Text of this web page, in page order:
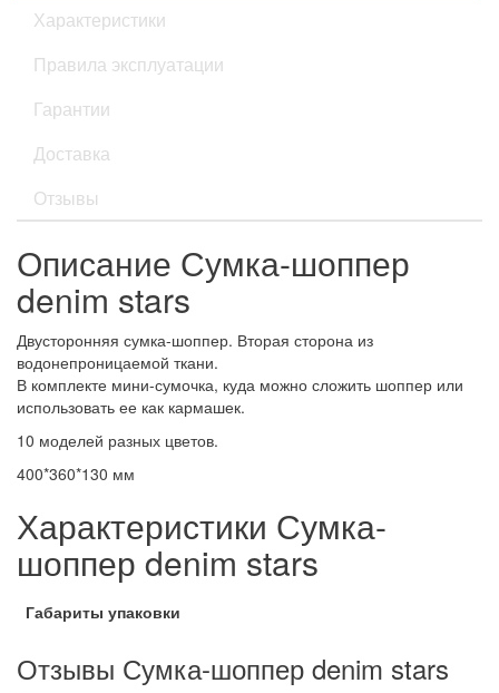
Характеристики
Правила эксплуатации
Гарантии
Доставка
Отзывы
Описание Сумка-шоппер
denim stars
Двусторонняя сумка-шоппер. Вторая сторона из
водонепроницаемой ткани.
В комплекте мини-сумочка, куда можно сложить шоппер или
использовать ее как кармашек.
10 моделей разных цветов.
400*360*130 мм
Характеристики Сумка-
шоппер denim stars
Габариты упаковки
Отзывы Сумка-шоппер denim stars